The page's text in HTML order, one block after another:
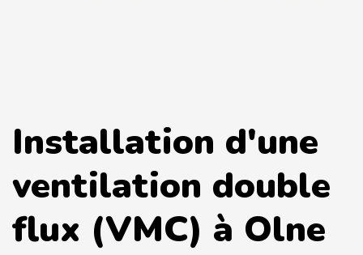
Installation d'une
ventilation double
flux (VMC) à Olne